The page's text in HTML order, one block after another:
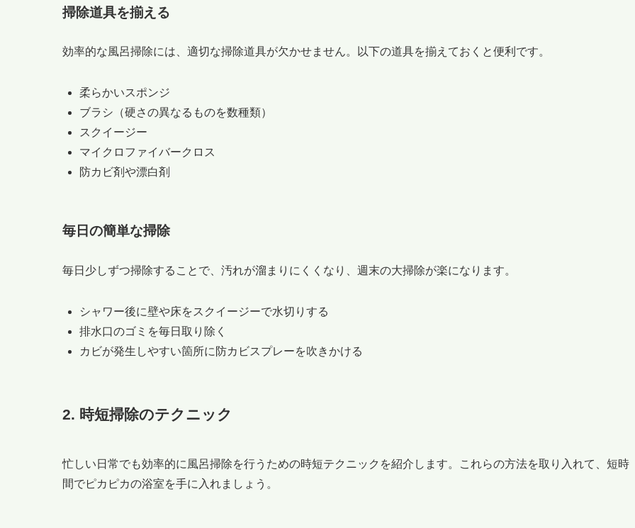
掃除道具を揃える
効率的な風呂掃除には、適切な掃除道具が欠かせません。以下の道具を揃えておくと便利です。
柔らかいスポンジ
ブラシ（硬さの異なるものを数種類）
スクイージー
マイクロファイバークロス
防カビ剤や漂白剤
毎日の簡単な掃除
毎日少しずつ掃除することで、汚れが溜まりにくくなり、週末の大掃除が楽になります。
シャワー後に壁や床をスクイージーで水切りする
排水口のゴミを毎日取り除く
カビが発生しやすい箇所に防カビスプレーを吹きかける
2. 時短掃除のテクニック
忙しい日常でも効率的に風呂掃除を行うための時短テクニックを紹介します。これらの方法を取り入れて、短時
間でピカピカの浴室を手に入れましょう。